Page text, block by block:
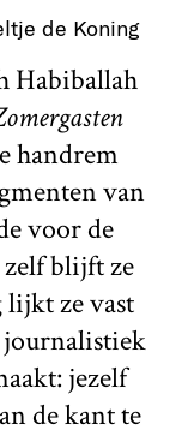
de Koning
Habiballah
handrem
van
voor de
blijft ze
ze vast
journalistiek
jezelf
de kant te